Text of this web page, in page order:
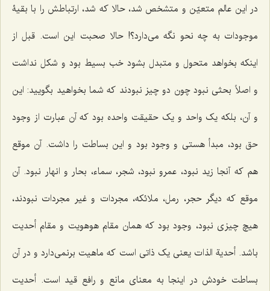
در این عالم متعیّن و متشخص شد، حالا که شد، ارتباطش را با بقیۀ
موجودات به چه نحو نگه مى‌دارد؟! حالا صحبت این است. قبل از
اینکه بخواهد متحول و متبدل بشود خب بسیط بود و شکل نداشت
و اصلاً بحثی نبود چون دو چیز نبودند که شما بخواهید بگویید: این
و آن، بلکه یک واحد و یک حقیقت واحده بود که آن عبارت از وجود
حق بود، مبدأ هستى و وجود بود و این بساطت را داشت. آن موقع
هم که آنجا زید نبود، عمرو نبود، شجر، سماء، بحار و انهار نبود. آن
موقع که دیگر حجر، رمل، ملائکه، مجردات و غیر مجردات نبودند،
هیچ چیزی نبود، وجود بود که همان مقام هوهویت و مقام أحدیت
باشد.أحدیة الذات یعنى یک ذاتى است که ماهیت برنمى‌دارد و در آن
بساطت خودش در اینجا به معناى مانع و رافع قید است. أحدیت